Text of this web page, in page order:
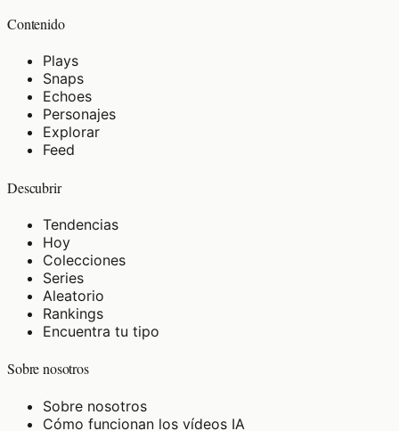
Contenido
Plays
Snaps
Echoes
Personajes
Explorar
Feed
Descubrir
Tendencias
Hoy
Colecciones
Series
Aleatorio
Rankings
Encuentra tu tipo
Sobre nosotros
Sobre nosotros
Cómo funcionan los vídeos IA